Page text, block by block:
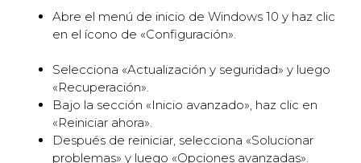
Abre el menú de inicio de Windows 10 y haz clic
en el ícono de «Configuración».
Selecciona «Actualización y seguridad» y luego
«Recuperación».
Bajo la sección «Inicio avanzado», haz clic en
«Reiniciar ahora».
Después de reiniciar, selecciona «Solucionar
problemas» y luego «Opciones avanzadas».